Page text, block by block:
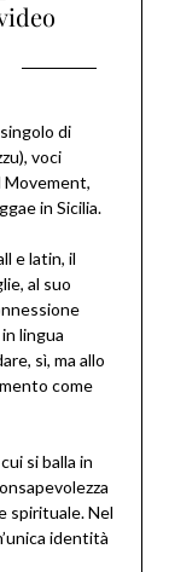
di
voci
Movement,
in Sicilia.
e latin, il
al suo
lingua
sì, ma allo
come
si balla in
spirituale. Nel
identità